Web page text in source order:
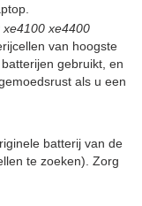
xe4100 xe4400
van hoogste
gebruikt, en
als u een
batterij van de
te zoeken). Zorg